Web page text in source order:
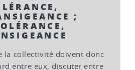
;
la collectivité doivent donc
entre eux, discuter entre